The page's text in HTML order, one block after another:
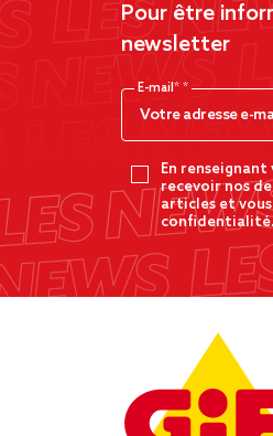
Pour être
newsletter
E-mail*
En
recevoir nos
articles et